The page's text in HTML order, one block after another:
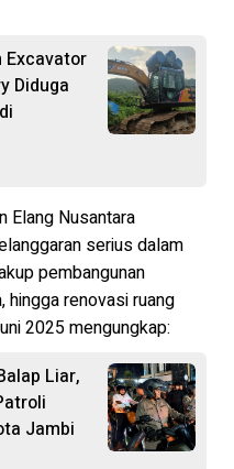
Excavator
Diduga
Elang Nusantara
serius dalam
pembangunan
hingga renovasi ruang
2025 mengungkap:
Liar,
Jambi